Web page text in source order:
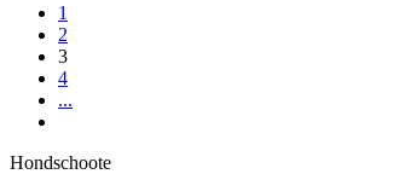
1
2
3
4
...
Hondschoote